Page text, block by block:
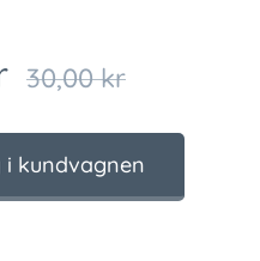
30,00kr
i kundvagnen